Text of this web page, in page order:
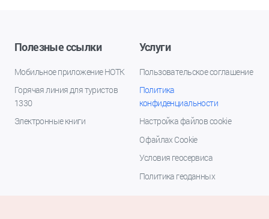
Полезные ссылки
Мобильное приложение НОТК
Горячая линия для туристов
1330
Электронные книги
Услуги
Пользовательское соглашение
Политика
конфиденциальности
Настройка файлов cookie
О файлах Cookie
Условия геосервиса
Политика геоданных